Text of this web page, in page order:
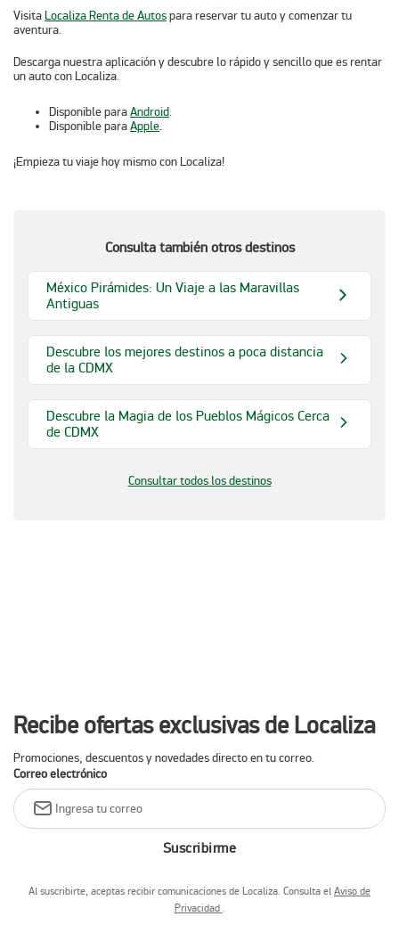
Visita Localiza Renta de Autospara reservar tu auto y comenzar tu
aventura.
Descarga nuestra aplicación y descubre lo rápido y sencillo que es rentar
un auto con Localiza.
Disponible paraAndroid.
Disponible paraApple.
¡Empieza tu viaje hoy mismo con Localiza!
Consulta también otros destinos
México Pirámides: Un Viaje a las Maravillas
Antiguas
Descubre los mejores destinos a poca distancia
de la CDMX
Descubre la Magia de los Pueblos Mágicos Cerca
de CDMX
Consultar todos los destinos
Recibe ofertas exclusivas de Localiza
Promociones, descuentos y novedades directo en tu correo.
Correo electrónico
Suscribirme
Al suscribirte, aceptas recibir comunicaciones de Localiza. Consulta el Aviso de
Privacidad .